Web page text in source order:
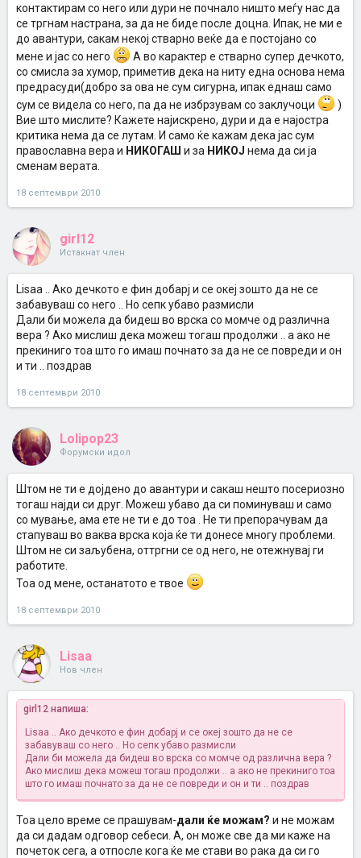
контактирам со него или дури не почнало ништо меѓу нас да
се тргнам настрана, за да не биде после доцна. Ипак, не ми е
до авантури, сакам некој стварно веќе да е постојано со
мене и јас со него
А во карактер е стварно супер дечкото,
со смисла за хумор, приметив дека на ниту една основа нема
предрасуди(добро за ова не сум сигурна, ипак еднаш само
сум се видела со него, па да не избрзувам со заклучоци
)
Вие што мислите? Кажете најискрено, дури и да е најостра
критика нема да се лутам. И само ќе кажам дека јас сум
православна вера и НИКОГАШ и за НИКОЈ нема да си ја
сменам верата.
18 септември 2010
girl12
Истакнат член
Lisaa .. Ако дечкото е фин добарј и се океј зошто да не се
забавуваш со него .. Но сепк убаво размисли
Дали би можела да бидеш во врска со момче од различна
вера ? Ако мислиш дека можеш тогаш продолжи .. а ако не
прекиниго тоа што го имаш почнато за да не се повреди и он
и ти .. поздрав
18 септември 2010
Lolipop23
Форумски идол
Штом не ти е дојдено до авантури и сакаш нешто посериозно
тогаш најди си друг. Можеш убаво да си поминуваш и само
со мување, ама ете не ти е до тоа . Не ти препорачувам да
стапуваш во ваква врска која ќе ти донесе многу проблеми.
Штом не си заљубена, оттргни се од него, не отежнувај ги
работите.
Тоа од мене, останатото е твое
18 септември 2010
Lisaa
Нов член
girl12 напиша:
Lisaa .. Ако дечкото е фин добарј и се океј зошто да не се
забавуваш со него .. Но сепк убаво размисли
Дали би можела да бидеш во врска со момче од различна вера ?
Ако мислиш дека можеш тогаш продолжи .. а ако не прекиниго тоа
што го имаш почнато за да не се повреди и он и ти .. поздрав
Тоа цело време се прашувам-дали ќе можам? и не можам
да си дадам одговор себеси. А, он може све да ми каже на
почеток сега, а отпосле кога ќе ме стави во рака да си го